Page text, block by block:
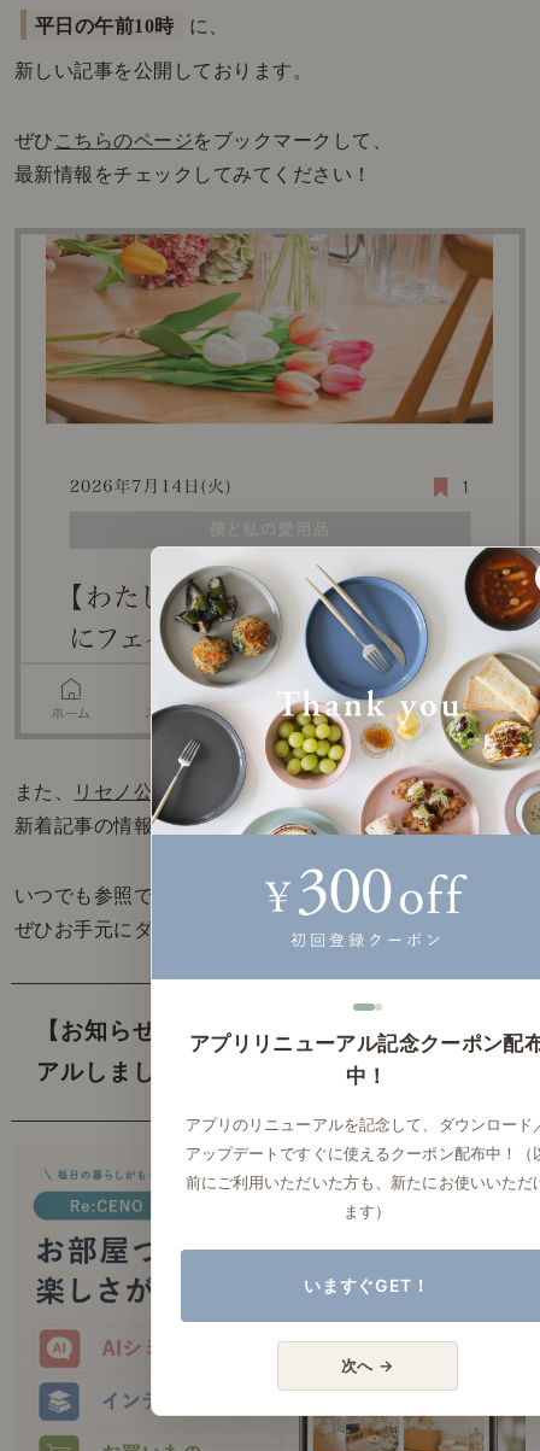
平日の午前10時 に、
新しい記事を公開しております。
ぜひ こちらのページをブックマークして、
最新情報をチェックしてみてください！
また、 リセノ公式アプリでも、
新着記事の情報をご確認いただけます。
いつでも参照できる「インテリアの教科書」を、
ぜひお手元にダウンロードしてみてください。
【お知らせ】 リセノ公式アプリをリニュー
アルしました。
アプリリニューアル記念クーポン配
中！
アプリのリニューアルを記念して、ダウンロード
アップデートですぐに使えるクーポン配布中！（
前にご利用いただいた方も、新たにお使いいただ
ます）
いますぐGET！
次へ →